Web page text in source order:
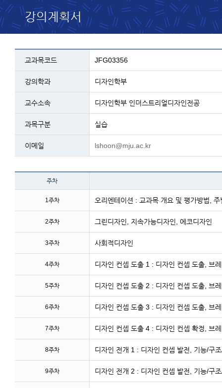
강의계획서
교과목코드 JFG03356
강의학과 디자인학부
교수소속 디자인학부 인더스트리얼디자인전공
과목구분 실습
이메일 lshoon@mju.ac.kr
주차
1주차 오리엔테이션 : 교과목 개요 및 평가방법,
2주차 그린디자인, 지속가능디자인, 에코디자인
3주차 사회적디자인
4주차 디자인 컨셉 도출 1 : 디자인 컨셉 도출, 브
5주차 디자인 컨셉 도출 2 : 디자인 컨셉 도출, 브
6주차 디자인 컨셉 도출 3 : 디자인 컨셉 도출, 브
7주차 디자인 컨셉 도출 4 : 디자인 컨셉 확정, 브
8주차 디자인 전개 1 : 디자인 컨셉 발전, 기능/구
9주차 디자인 전개 2 : 디자인 컨셉 발전, 기능/구